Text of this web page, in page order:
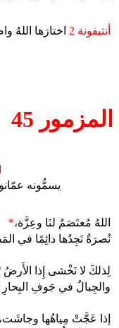
أنتيفونة 2 اختارَها اللهُ
المزمور 45
يسمُّونه
اللهُ مُعتَصَمٌ لنَا وعِزَّة،*
نُصرَةٌ نَجِدُها دائِمًا في
لِذلكَ لا نَخْشى إِذا الأَرضُ
والجِبالُ في جَوفِ
إذا عَجَّتْ مِياهُها وجاشَت،